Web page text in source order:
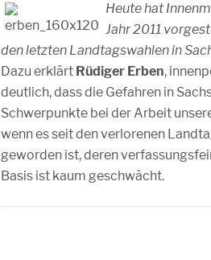
Heute hat
Jahr 2011
den letzten Landtagswahlen in
Dazu erklärt Rüdiger Erben,
deutlich, dass die Gefahren in
Schwerpunkte bei der Arbeit
wenn es seit den verlorenen
geworden ist, deren
Basis ist kaum geschwächt.